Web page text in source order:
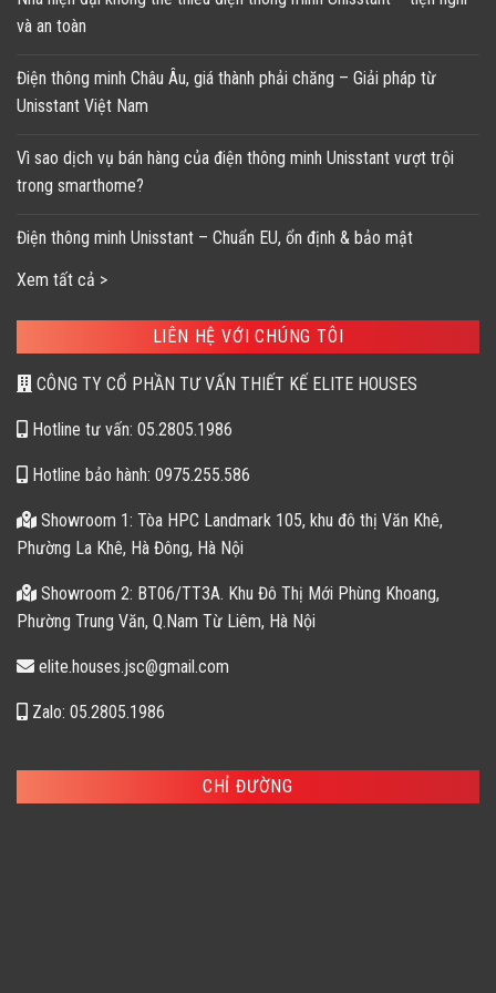
và an toàn
Điện thông minh Châu Âu, giá thành phải chăng – Giải pháp từ
Unisstant Việt Nam
Vì sao dịch vụ bán hàng của điện thông minh Unisstant vượt trội
trong smarthome?
Điện thông minh Unisstant – Chuẩn EU, ổn định & bảo mật
Xem tất cả >
LIÊN HỆ VỚI CHÚNG TÔI
CÔNG TY CỔ PHẦN TƯ VẤN THIẾT KẾ ELITE HOUSES
Hotline tư vấn: 05.2805.1986
Hotline bảo hành: 0975.255.586
Showroom 1: Tòa HPC Landmark 105, khu đô thị Văn Khê,
Phường La Khê, Hà Đông, Hà Nội
Showroom 2: BT06/TT3A. Khu Đô Thị Mới Phùng Khoang,
Phường Trung Văn, Q.Nam Từ Liêm, Hà Nội
elite.houses.jsc@gmail.com
Zalo: 05.2805.1986
CHỈ ĐƯỜNG